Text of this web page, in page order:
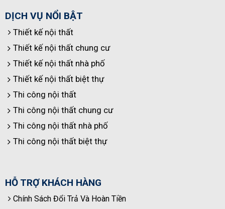
DỊCH VỤ NỔI BẬT
Thiết kế nội thất
Thiết kế nội thất chung cư
Thiết kế nội thất nhà phố
Thiết kế nội thất biệt thự
Thi công nội thất
Thi công nội thất chung cư
Thi công nội thất nhà phố
Thi công nội thất biệt thự
HỖ TRỢ KHÁCH HÀNG
Chính Sách Đổi Trả Và Hoàn Tiền